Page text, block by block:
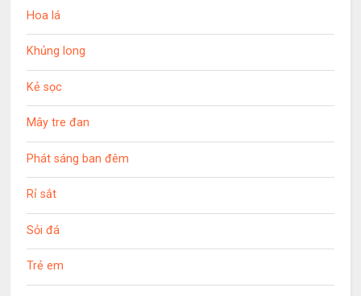
Hoa lá
Khủng long
Kẻ sọc
Mây tre đan
Phát sáng ban đêm
Rỉ sắt
Sỏi đá
Trẻ em